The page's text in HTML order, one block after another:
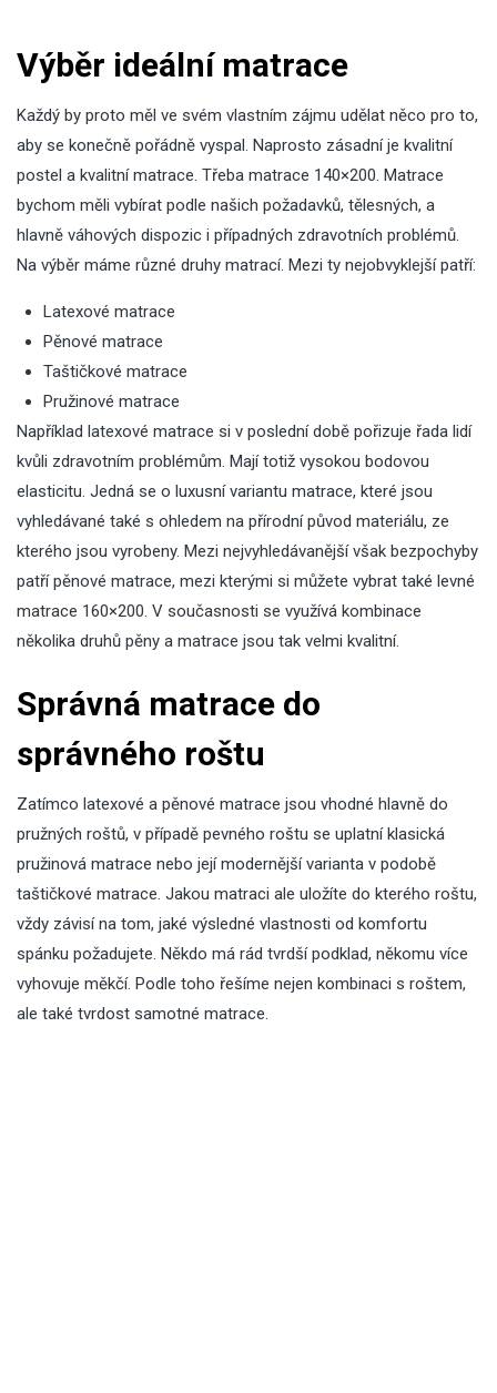
Výběr ideální matrace
Každý by proto měl ve svém vlastním zájmu udělat něco pro to,
aby se konečně pořádně vyspal. Naprosto zásadní je kvalitní
postel a kvalitní matrace. Třeba matrace 140×200. Matrace
bychom měli vybírat podle našich požadavků, tělesných, a
hlavně váhových dispozic i případných zdravotních problémů.
Na výběr máme různé druhy matrací. Mezi ty nejobvyklejší patří:
Latexové matrace
Pěnové matrace
Taštičkové matrace
Pružinové matrace
Například latexové matrace si v poslední době pořizuje řada lidí
kvůli zdravotním problémům. Mají totiž vysokou bodovou
elasticitu. Jedná se o luxusní variantu matrace, které jsou
vyhledávané také s ohledem na přírodní původ materiálu, ze
kterého jsou vyrobeny. Mezi nejvyhledávanější však bezpochyby
patří pěnové matrace, mezi kterými si můžete vybrat také levné
matrace 160×200. V současnosti se využívá kombinace
několika druhů pěny a matrace jsou tak velmi kvalitní.
Správná matrace do
správného roštu
Zatímco latexové a pěnové matrace jsou vhodné hlavně do
pružných roštů, v případě pevného roštu se uplatní klasická
pružinová matrace nebo její modernější varianta v podobě
taštičkové matrace. Jakou matraci ale uložíte do kterého roštu,
vždy závisí na tom, jaké výsledné vlastnosti od komfortu
spánku požadujete. Někdo má rád tvrdší podklad, někomu více
vyhovuje měkčí. Podle toho řešíme nejen kombinaci s roštem,
ale také tvrdost samotné matrace.